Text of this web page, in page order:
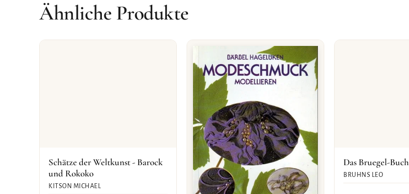
Ähnliche Produkte
Schätze der Weltkunst - Barock
und Rokoko
KITSON MICHAEL
Das Bruegel-Buch
BRUHNS LEO